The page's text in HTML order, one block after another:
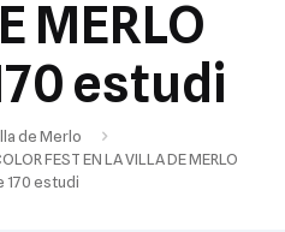
MERLO
estudi
de Merlo
FEST EN LA VILLA DE MERLO
170 estudi